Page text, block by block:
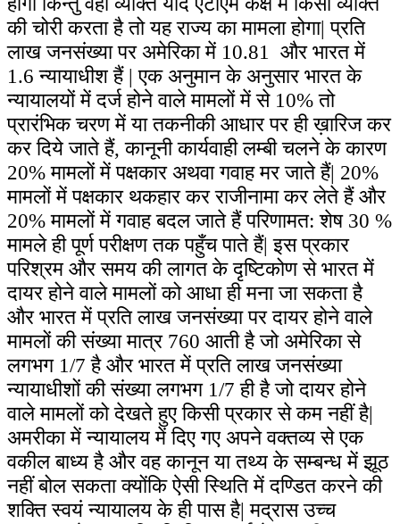
की चोरी करता है तो यह राज्य का मामला होगा| प्रति
लाख जनसंख्या पर अमेरिका में 10.81 और भारत में
1.6 न्यायाधीश हैं | एक अनुमान के अनुसार भारत के
न्यायालयों में दर्ज होने वाले मामलों में से 10% तो
प्रारंभिक चरण में या तकनीकी आधार पर ही ख़ारिज कर
कर दिये जाते हैं, कानूनी कार्यवाही लम्बी चलने के कारण
20% मामलों में पक्षकार अथवा गवाह मर जाते हैं| 20%
मामलों में पक्षकार थकहार कर राजीनामा कर लेते हैं और
20% मामलों में गवाह बदल जाते हैं परिणामत: शेष 30 %
मामले ही पूर्ण परीक्षण तक पहुँच पाते हैं| इस प्रकार
परिश्रम और समय की लागत के दृष्टिकोण से भारत में
दायर होने वाले मामलों को आधा ही मना जा सकता है
और भारत में प्रति लाख जनसंख्या पर दायर होने वाले
मामलों की संख्या मात्र 760 आती है जो अमेरिका से
लगभग 1/7 है और भारत में प्रति लाख जनसंख्या
न्यायाधीशों की संख्या लगभग 1/7 ही है जो दायर होने
वाले मामलों को देखते हुए किसी प्रकार से कम नहीं है|
अमरीका में न्यायालय में दिए गए अपने वक्तव्य से एक
वकील बाध्य है और वह कानून या तथ्य के सम्बन्ध में झूठ
नहीं बोल सकता क्योंकि ऐसी स्थिति में दण्डित करने की
शक्ति स्वयं न्यायालय के ही पास है| मद्रास उच्च